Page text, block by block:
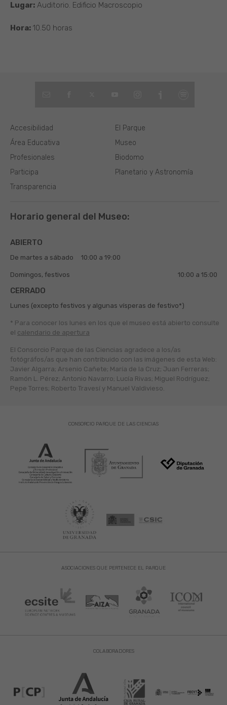
Lugar: Auditorio. Edificio Macroscopio
Hora: 10.50 horas
El Parque
Museo
Biodomo
Planetario y Astronomía
Área Educativa
Profesionales
Participa
Transparencia
Accesibilidad
Horario general del Museo:
ABIERTO
De martes a sábado 10:00 a 19:00
Domingos, festivos 10:00 a 15:00
CERRADO
Lunes (excepto festivos y algunas vísperas de festivo*)
* Para conocer los lunes en los que el museo está abierto consulte
el calendario de apertura
El Consorcio Parque de las Ciencias agradece a los/as
fotógráfos/as que han contribuido con las imágenes de esta Web:
Javier Algarra; Arsenio Cañete; María de la Cruz; Juan Ferreras;
Ramón L. Pérez; Antonio Navarro; Lucía Rivas; Miguel Rodríguez;
Pepe Torres; Roberto Travesí y Manuel Valdivieso.
ASOCIACIONES QUE PERTENECE EL PARQUE
CONSORCIO PARQUE DE LAS CIENCIAS
COLABORADORES